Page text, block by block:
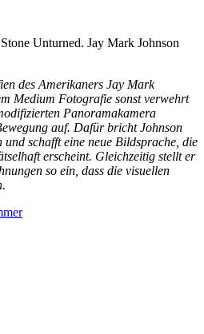
Unturned. Jay Mark Johnson
des Amerikaners Jay Mark
Medium Fotografie sonst verwehrt
Panoramakamera
auf. Dafür bricht Johnson
und schafft eine neue Bildsprache, die
erscheint. Gleichzeitig stellt er
so ein, dass die visuellen